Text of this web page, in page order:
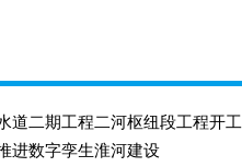
道二期工程二河枢纽段工程开工
进数字孪生淮河建设